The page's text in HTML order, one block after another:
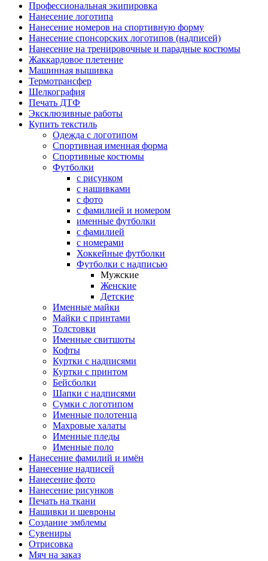
Профессиональная экипировка
Нанесение логотипа
Нанесение номеров на спортивную форму
Нанесение спонсорских логотипов (надписей)
Нанесение на тренировочные и парадные костюмы
Жаккардовое плетение
Машинная вышивка
Термотрансфер
Шелкография
Печать ДТФ
Эксклюзивные работы
Купить текстиль
Одежда с логотипом
Спортивная именная форма
Спортивные костюмы
Футболки
с рисунком
с нашивками
с фото
с фамилией и номером
именные футболки
с фамилией
с номерами
Хоккейные футболки
Футболки с надписью
Мужские
Женские
Детские
Именные майки
Майки с принтами
Толстовки
Именные свитшоты
Кофты
Куртки с надписями
Куртки с принтом
Бейсболки
Шапки с надписями
Сумки с логотипом
Именные полотенца
Махровые халаты
Именные пледы
Именные поло
Нанесение фамилий и имён
Нанесение надписей
Нанесение фото
Нанесение рисунков
Печать на ткани
Нашивки и шевроны
Создание эмблемы
Сувениры
Отрисовка
Мяч на заказ